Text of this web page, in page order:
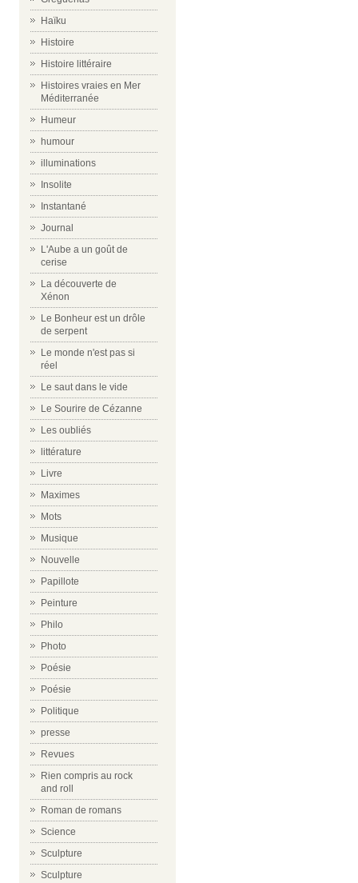
Haïku
Histoire
Histoire littéraire
Histoires vraies en Mer
Méditerranée
Humeur
humour
illuminations
Insolite
Instantané
Journal
L'Aube a un goût de
cerise
La découverte de
Xénon
Le Bonheur est un drôle
de serpent
Le monde n'est pas si
réel
Le saut dans le vide
Le Sourire de Cézanne
Les oubliés
littérature
Livre
Maximes
Mots
Musique
Nouvelle
Papillote
Peinture
Philo
Photo
Poésie
Poésie
Politique
presse
Revues
Rien compris au rock
and roll
Roman de romans
Science
Sculpture
Sculpture